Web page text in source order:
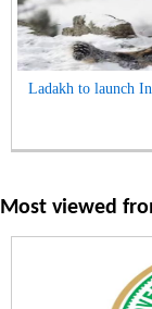
Ladakh to launch
Most viewed